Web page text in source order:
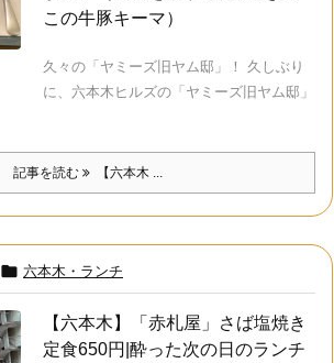
この牛豚キーマ）
久々の「ヤミーズ旧ヤム邸」！ 久しぶり
に、六本木ヒルズの「ヤミーズ旧ヤム邸」
記事を読む 【六本木 ...
 六本木・ランチ
【六本木】「赤札屋」さば塩焼き
定食650円|酔った次の日のランチ